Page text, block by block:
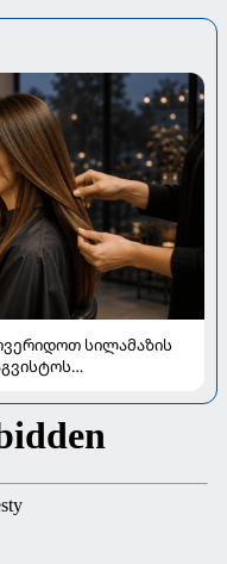
სილამაზის